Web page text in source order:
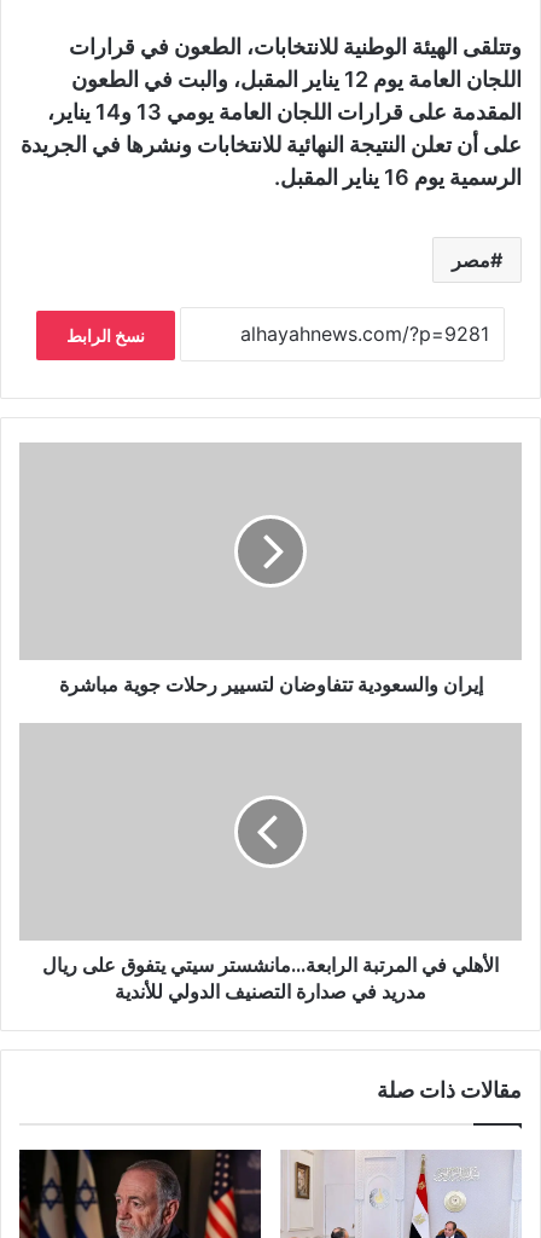
وتتلقى الهيئة الوطنية للانتخابات، الطعون في قرارات
اللجان العامة يوم 12 يناير المقبل، والبت في الطعون
المقدمة على قرارات اللجان العامة يومي 13 و14 يناير،
على أن تعلن النتيجة النهائية للانتخابات ونشرها في الجريدة
الرسمية يوم 16 يناير المقبل.
مصر
نسخ الرابط
إيران والسعودية تتفاوضان لتسيير رحلات جوية مباشرة
الأهلي في المرتبة الرابعة...مانشستر سيتي يتفوق على ريال
مدريد في صدارة التصنيف الدولي للأندية
مقالات ذات صلة